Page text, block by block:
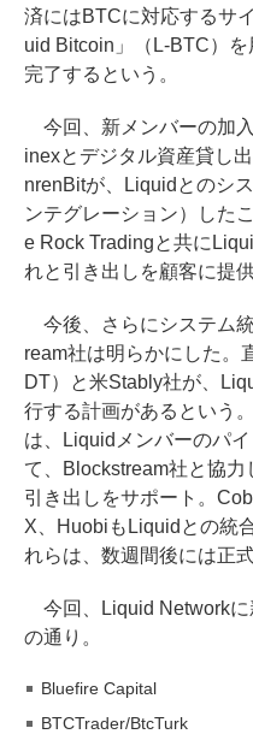
済にはBTCに対応するサ
uid Bitcoin」（L-BTC）
完了するという。
今回、新メンバーの加
inexとデジタル資産貸し
nrenBitが、Liquidとのシ
ンテグレーション）した
e Rock Tradingと共に
れと引き出しを顧客に提
今後、さらにシステム
ream社は明らかにした。
DT）と米Stably社が、
行する計画があるという
は、Liquidメンバーのパ
て、Blockstream社と協
引き出しをサポート。
X、HuobiもLiquidとの統
れらは、数週間後には正
今回、Liquid Networkに
の通り。
Bluefire Capital
BTCTrader/BtcTurk